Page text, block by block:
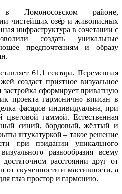
Ломоносовском районе,
чистейших озёр и живописных
инфраструктура в сочетании с
создать уникальные
предпочтениям и образу
61,1 гектара. Переменная
создаст приятное визуальное
застройка сформирует приватную
проекта гармонично вписан в
фасадов индивидуальна, при
гаммой. Естественная
синий, бордовый, жёлтый и
штукатуркой – такое решение
при придании уникального
разнообразия всему
расстоянии друг от
от скученности и массивности, а
глаз простор и гармонию.